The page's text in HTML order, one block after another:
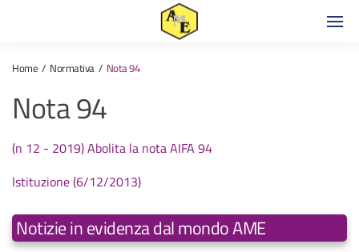
Home Normativa Nota 94
Nota 94
(n 12 - 2019) Abolita la nota AIFA 94
Istituzione (6/12/2013)
Notizie in evidenza dal mondo AME